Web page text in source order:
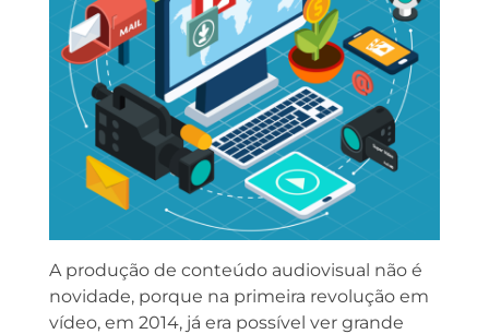
A produção de conteúdo audiovisual não é
novidade, porque na primeira revolução em
vídeo, em 2014, já era possível ver grande